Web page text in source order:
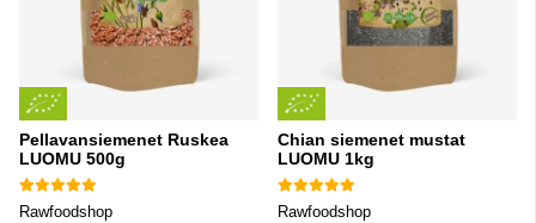
Pellavansiemenet Ruskea
LUOMU 500g
Rawfoodshop
Chian siemenet mustat
LUOMU 1kg
Rawfoodshop